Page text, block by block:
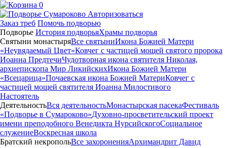
0
Авторизоваться
Заказ треб Помочь подворью
Подворье История подворьяХрамы подворья
Святыни монастыряВсе святыниИкона Божией Матери
«Неувядаемый Цвет»Ковчег с частицей мощей святого пророка
Иоанна ПредтечиЧудотворная икона святителя Николая,
архиепископа Мир ЛикийскихИкона Божией Матери
«Всецарица»Почаевская икона Божией МатериКовчег с
частицей мощей святителя Иоанна Милостивого
Настоятель
ДеятельностьВся деятельностьМонастырская пасекаФестиваль
«Подворье в Сумароково»Духовно-просветительский проект
имени преподобного Венедикта НурсийскогоСоциальное
служениеВоскресная школа
Братский некропольВсе захороненияАрхимандрит Давид